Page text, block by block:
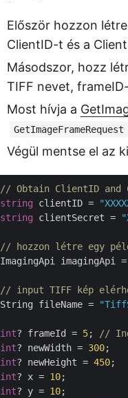
Először hozzon
ClientID-t és a
Másodszor, hozz
TIFF nevet,
Most hívja a
GetImageFrameRequest
Végül mentse el az
// Obtain ClientID and
string clientID =
string clientSecret =
// hozzon létre egy
ImagingApi imagingApi =
// input TIFF kép
String fileName =
int? frameId = 5;
//
int? newWidth = 300
int? newHeight = 450
int? x = 10
int? y = 10